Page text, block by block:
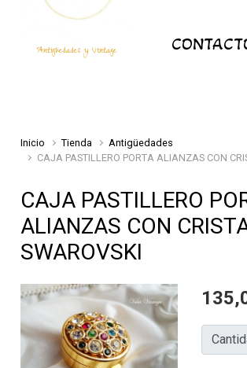
Antigüedades y Vintage
Inicio Tienda
Antigüedades
CAJA PASTILLERO PORTA ALIANZAS CON
CAJA PASTILLERO
ALIANZAS CON
SWAROVSKI